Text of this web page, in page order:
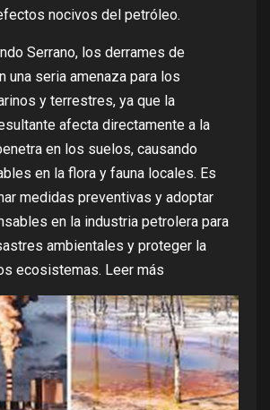
nocivos del petróleo.
Serrano, los derrames de
una seria amenaza para los
y terrestres, ya que la
afecta directamente a la
en los suelos, causando
en la flora y fauna locales. Es
medidas preventivas y adoptar
en la industria petrolera para
ambientales y proteger la
ecosistemas. Leer más